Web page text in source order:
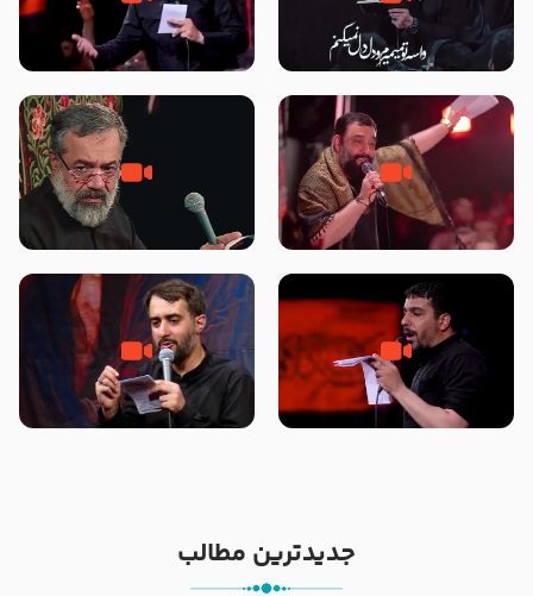
مصداق کربلا – حاج حسین سیب
سرخی
شور ، حسینا! به‌ حق زهرا «أُنْظُرْ
إِلَینا» – عزاداری شب هفتم ماه
جانا جانا ابی عبدالله – کربلایی جواد
مقدم – شب هشتم محرم 1448 –
مادر منم مثل تو خمیدم – حاج
محمود کریمی – شهادت حضرت
هیئت رایة العباس علیه السلام
تک ، عبّاس، صاحب دل‌هاست –
حاج حنیف طاهری – عزاداری شب
من غلام نوکراتم من عاشق کربلاتم
– شور زمینه – شب هفتم – محرم
جدیدترین مطالب